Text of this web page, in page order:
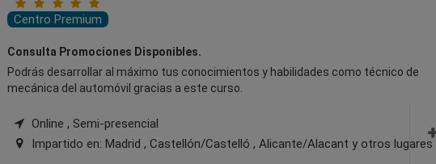
Centro Premium
Consulta Promociones Disponibles.
Podrás desarrollar al máximo tus conocimientos y habilidades como técnico de
mecánica del automóvil gracias a este curso.
Online , Semi-presencial
Impartido en: Madrid , Castellón/Castelló , Alicante/Alacant y otros lugares